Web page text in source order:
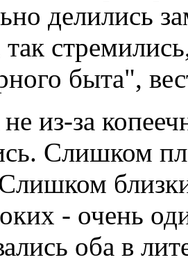
делились
быта",
из-за
Слишком
- очень
оба в